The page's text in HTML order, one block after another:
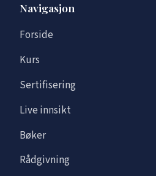
Navigasjon
Forside
Kurs
Sertifisering
Live innsikt
Bøker
Rådgivning